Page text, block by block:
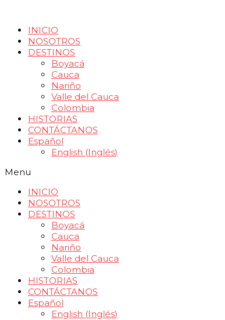
INICIO
NOSOTROS
DESTINOS
Boyacá
Cauca
Nariño
Valle del Cauca
Colombia
HISTORIAS
CONTÁCTANOS
Español
English (Inglés)
Menu
INICIO
NOSOTROS
DESTINOS
Boyacá
Cauca
Nariño
Valle del Cauca
Colombia
HISTORIAS
CONTÁCTANOS
Español
English (Inglés)